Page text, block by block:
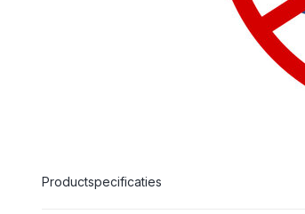
Productspecificaties